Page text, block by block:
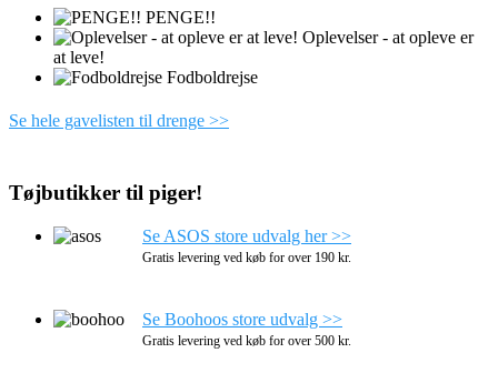
PENGE!!
Oplevelser - at opleve er
at leve!
Fodboldrejse
Se hele gavelisten til drenge >>
Tøjbutikker til piger!
Se ASOS store udvalg her >>
Gratis levering ved køb for over 190 kr.
Se Boohoos store udvalg >>
Gratis levering ved køb for over 500 kr.